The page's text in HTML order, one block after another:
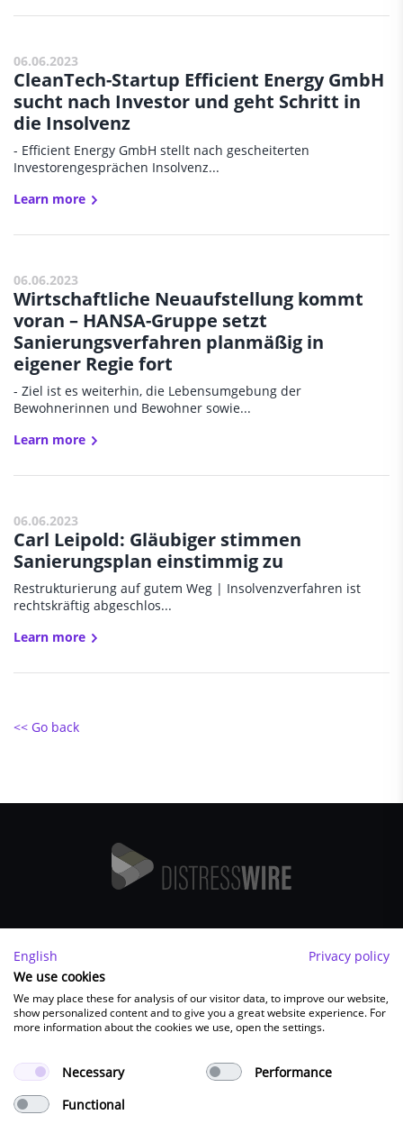
06.06.2023
CleanTech-Startup Efficient Energy GmbH
sucht nach Investor und geht Schritt in
die Insolvenz
- Efficient Energy GmbH stellt nach gescheiterten
Investorengesprächen Insolvenz...
Learn more
06.06.2023
Wirtschaftliche Neuaufstellung kommt
voran – HANSA-Gruppe setzt
Sanierungsverfahren planmäßig in
eigener Regie fort
- Ziel ist es weiterhin, die Lebensumgebung der
Bewohnerinnen und Bewohner sowie...
Learn more
06.06.2023
Carl Leipold: Gläubiger stimmen
Sanierungsplan einstimmig zu
Restrukturierung auf gutem Weg | Insolvenzverfahren ist
rechtskräftig abgeschlos...
Learn more
<< Go back
Contact
Terms and Conditions
English
Privacy policy
We use cookies
We may place these for analysis of our visitor data, to improve our website,
show personalized content and to give you a great website experience. For
more information about the cookies we use, open the settings.
Necessary
Performance
Functional